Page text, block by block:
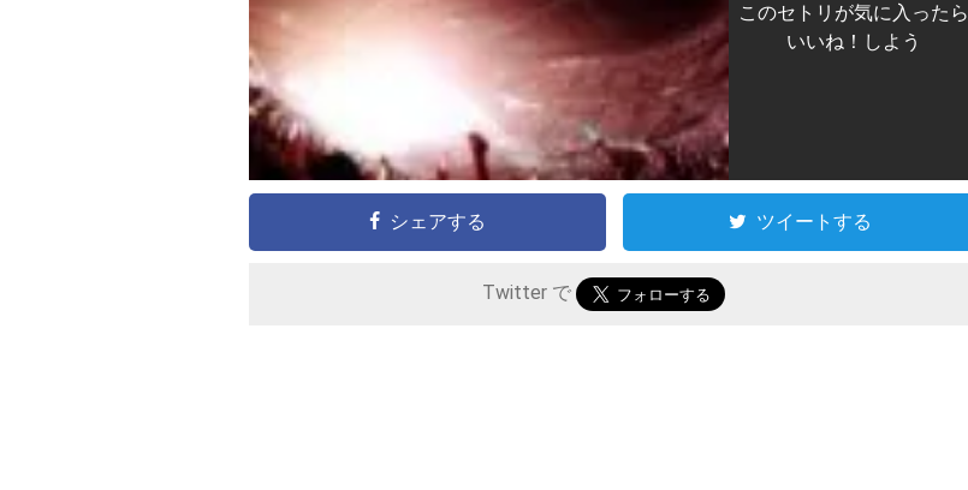
このセトリが気に入ったら
いいね！しよう
シェアする ツイートする
Twitter で